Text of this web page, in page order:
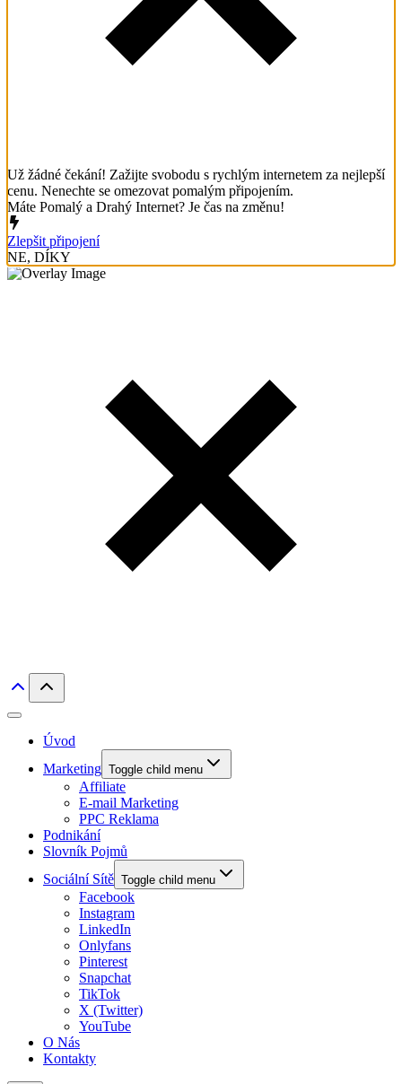
Už žádné čekání! Zažijte svobodu s rychlým internetem za nejlepší
cenu. Nenechte se omezovat pomalým připojením.
Máte Pomalý a Drahý Internet? Je čas na změnu!
Zlepšit připojení
NE, DÍKY
Úvod
Marketing Toggle child menu
Affiliate
E-mail Marketing
PPC Reklama
Podnikání
Slovník Pojmů
Sociální Sítě Toggle child menu
Facebook
Instagram
LinkedIn
Onlyfans
Pinterest
Snapchat
TikTok
X (Twitter)
YouTube
O Nás
Kontakty